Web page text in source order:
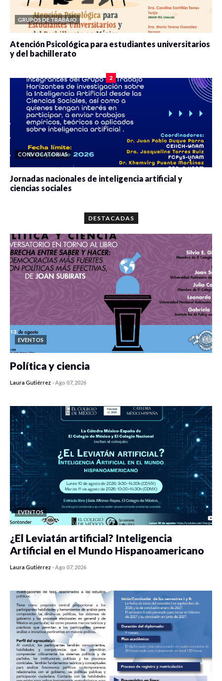
GRUPOS DE TRABAJO
Atención Psicológica para estudiantes universitarios
y del bachillerato
2
CONVOCATORIAS
Jornadas nacionales de inteligencia artificial y
ciencias sociales
DESTACADAS
EVENTOS
Política y ciencia
Laura Gutiérrez -Ago 07, 2026
EVENTOS
¿El Leviatán artificial? Inteligencia
Artificial en el Mundo Hispanoamericano
Laura Gutiérrez -Ago 07, 2026